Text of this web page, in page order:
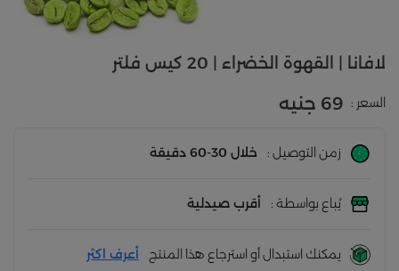
لافانا | القهوة الخضراء | 20 كيس فلتر
السعر : 69 جنيه
زمن التوصيل : خلال 30-60 دقيقة
يُباع بواسطة : أقرب صيدلية
يمكنك استبدال أو استرجاع هذا المنتج أعرف اكثر